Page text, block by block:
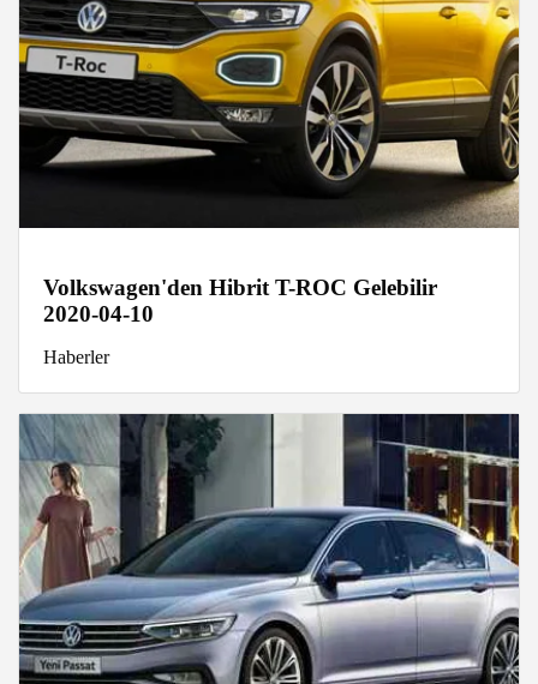
Volkswagen'den Hibrit T-ROC Gelebilir
2020-04-10
Haberler